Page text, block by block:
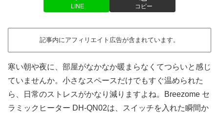
LINE コピー
記事内にアフィリエイト広告が含まれています。
寒い朝や夜に、部屋がなかなか暖まらなくてつらいと感じ
ていませんか。小さなスペースだけでもすぐ温められた
ら、日常のストレスがかなり減りますよね。Breezome セ
ラミックヒーター DH-QN02は、スイッチを入れた瞬間か